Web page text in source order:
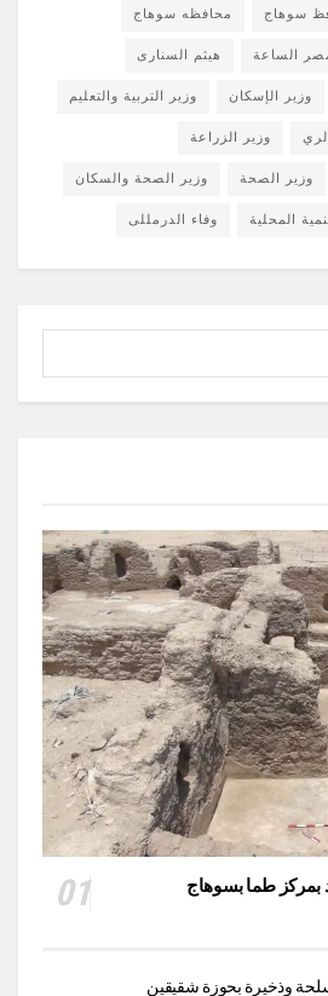
سوهاج محافظه سوهاج
الساعة هيثم السنارى
وزير الإسكان وزير التربية والتعليم
وزير الزراعة
وزير الصحة وزير الصحة والسكان
المحلية وفاء الدرمللى
طما بسوهاج
وذخيرة بحوزة شقيقين